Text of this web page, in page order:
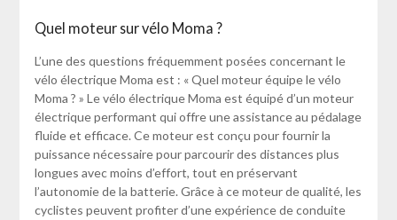
Quel moteur sur vélo Moma ?
L’une des questions fréquemment posées concernant le
vélo électrique Moma est : « Quel moteur équipe le vélo
Moma ? » Le vélo électrique Moma est équipé d’un moteur
électrique performant qui offre une assistance au pédalage
fluide et efficace. Ce moteur est conçu pour fournir la
puissance nécessaire pour parcourir des distances plus
longues avec moins d’effort, tout en préservant
l’autonomie de la batterie. Grâce à ce moteur de qualité, les
cyclistes peuvent profiter d’une expérience de conduite